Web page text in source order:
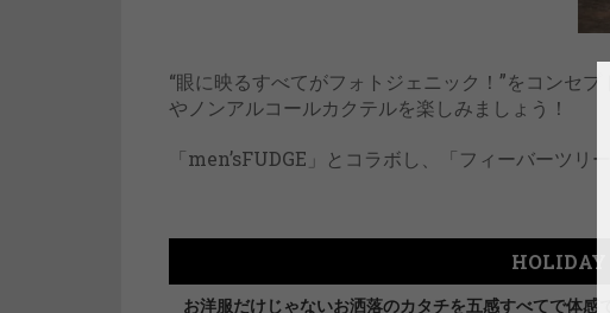
“眼に映るすべてがフォトジェニック！”をコンセ
やノンアルコールカクテルを楽しみましょう！
「menʼsFUDGE」とコラボし、「フィーバーツリ
HOLIDAY
お洋服だけじゃないお洒落のカタチを五感すべてで体感